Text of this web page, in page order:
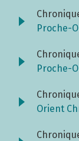
Proche-
Proche-
Orient